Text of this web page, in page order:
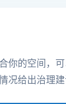
你的空间，
况给出治理建